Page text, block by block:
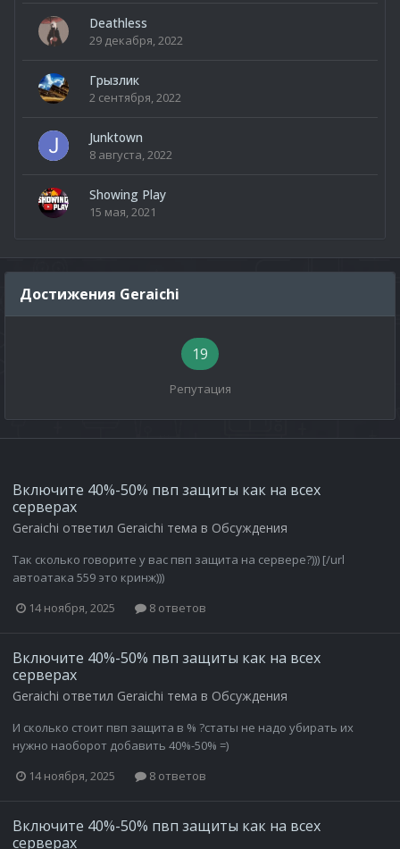
Deathless
29 декабря, 2022
Грызлик
2 сентября, 2022
Junktown
8 августа, 2022
Showing Play
15 мая, 2021
Достижения Geraichi
19
Репутация
Включите 40%-50% пвп защиты как на всех
серверах
Geraichi ответил Geraichi тема в Обсуждения
Так сколько говорите у вас пвп защита на сервере?))) [/url
автоатака 559 это кринж)))
14 ноября, 2025
8 ответов
Включите 40%-50% пвп защиты как на всех
серверах
Geraichi ответил Geraichi тема в Обсуждения
И сколько стоит пвп защита в % ?статы не надо убирать их
нужно наоборот добавить 40%-50% =)
14 ноября, 2025
8 ответов
Включите 40%-50% пвп защиты как на всех
серверах